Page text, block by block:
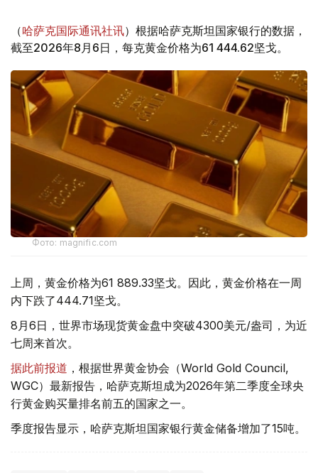
（哈萨克国际通讯社讯）根据哈萨克斯坦国家银行的数据，
截至2026年8月6日，每克黄金价格为61 444.62坚戈。
Фото: magnific.com
上周，黄金价格为61 889.33坚戈。因此，黄金价格在一周
内下跌了444.71坚戈。
8月6日，世界市场现货黄金盘中突破4300美元/盎司，为近
七周来首次。
据此前报道 ，根据世界黄金协会（World Gold Council,
WGC）最新报告，哈萨克斯坦成为2026年第二季度全球央
行黄金购买量排名前五的国家之一。
季度报告显示，哈萨克斯坦国家银行黄金储备增加了15吨。